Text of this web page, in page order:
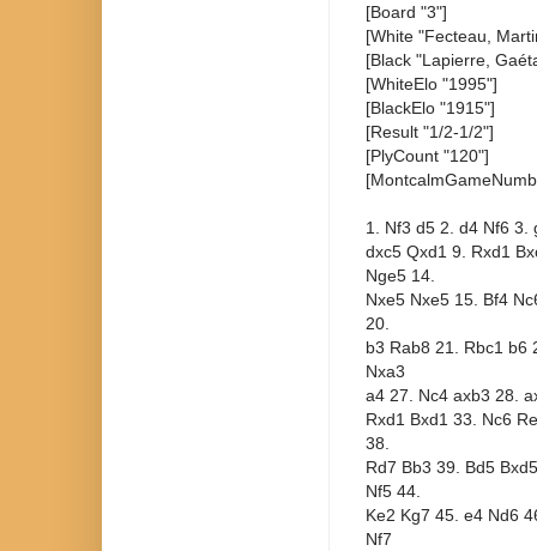
[Board "3"]
[White "Fecteau,
[Black "Lapierre,
[WhiteElo "1995"]
[BlackElo "1915"]
[Result "1/2-1/2"]
[PlyCount "120"]
1. Nf3 d5 2. d4 Nf6 3.
dxc5 Qxd1 9. Rxd1
Nge5 14.
Nxe5 Nxe5 15. Bf4
20.
b3 Rab8 21. Rbc1 b6
Nxa3
a4 27. Nc4 axb3 28.
Rxd1 Bxd1 33. Nc6
38.
Rd7 Bb3 39. Bd5
Nf5 44.
Ke2 Kg7 45. e4 Nd6
Nf7